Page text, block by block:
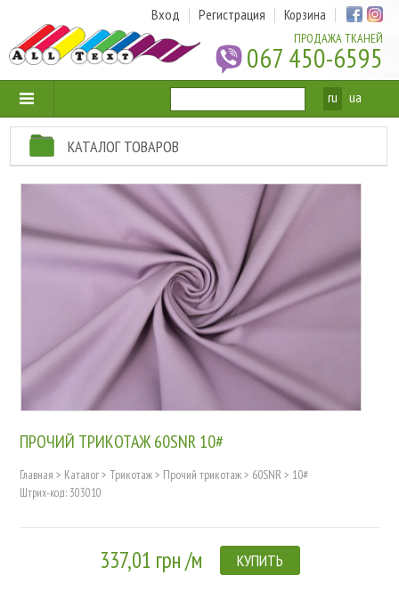
ПРОДАЖА ТКАНЕЙ
067 450-6595
Вход Регистрация Корзина
ru ua
КАТАЛОГ ТОВАРОВ
ПРОЧИЙ ТРИКОТАЖ 60SNR 10#
Главная > Каталог> Трикотаж> Прочий трикотаж> 60SNR> 10#
Штрих-код: 303010
337,01 грн /м КУПИТЬ